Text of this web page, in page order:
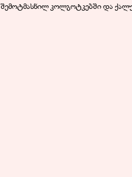
შემოტმასნილ კოლგოტკებში და